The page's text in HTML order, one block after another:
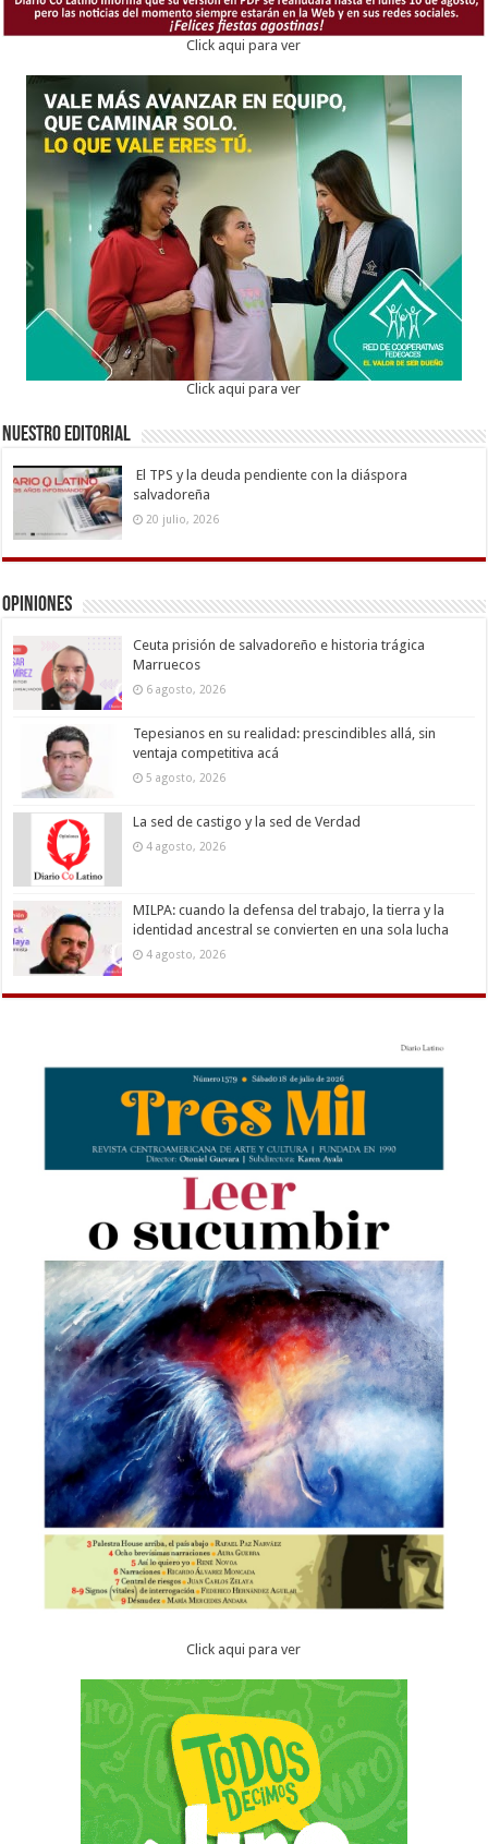
Click aqui para ver
Click aqui para ver
Nuestro Editorial
El TPS y la deuda pendiente con la diáspora
salvadoreña
20 julio, 2026
Opiniones
Ceuta prisión de salvadoreño e historia trágica
Marruecos
6 agosto, 2026
Tepesianos en su realidad: prescindibles allá, sin
ventaja competitiva acá
5 agosto, 2026
La sed de castigo y la sed de Verdad
4 agosto, 2026
MILPA: cuando la defensa del trabajo, la tierra y la
identidad ancestral se convierten en una sola lucha
4 agosto, 2026
Click aqui para ver